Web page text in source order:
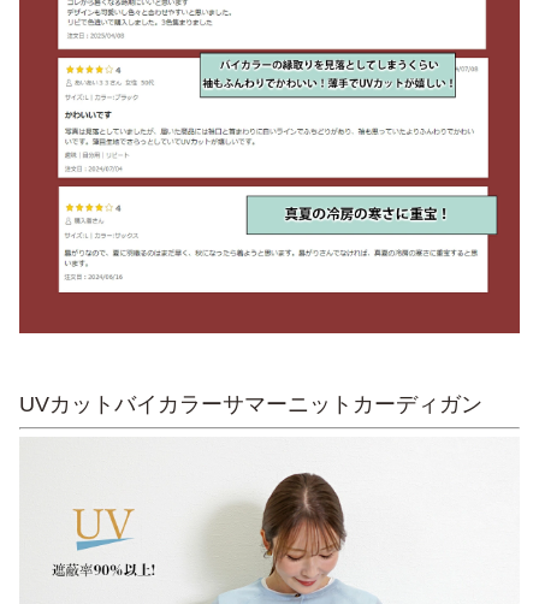
UVカットバイカラーサマーニットカーディガン